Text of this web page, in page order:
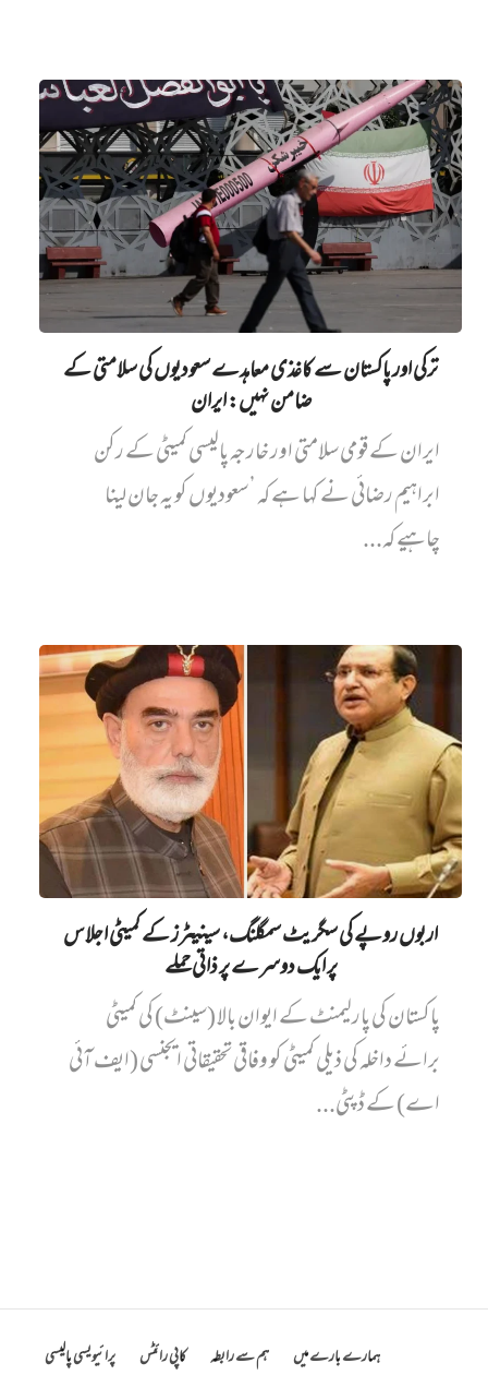
ترکی اور پاکستان سے کاغذی معاہدے سعودیوں کی سلامتی کے
ضامن نہیں‌: ایران
ایران کے قومی سلامتی اور خارجہ پالیسی کمیٹی کے رکن
ابراہیم رضائی نے کہا ہے کہ ’سعودیوں کو یہ جان لینا
چاہیے کہ...
اربوں روپے کی سگریٹ سمگلنگ، سینیٹرز کے کمیٹی اجلاس
پر ایک دوسرے پر ذاتی حملے
پاکستان کی پارلیمنٹ کے ایوان بالا (سینٹ) کی کمیٹی
برائے داخلہ کی ذیلی کمیٹی کو وفاقی تحقیقاتی ایجنسی (ایف آئی
اے) کے ڈپٹی...
ہمارے بارے میں ہم سے رابطہ کاپی رائٹس پرائیویسی پالیسی